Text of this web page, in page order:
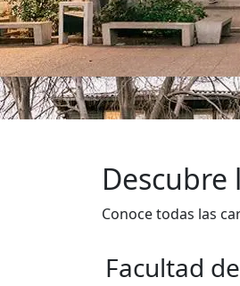
Descubre
Conoce todas las
Facultad